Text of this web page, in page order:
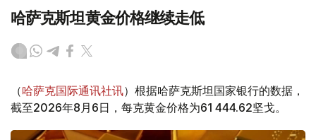
哈萨克斯坦黄金价格继续走低
（哈萨克国际通讯社讯）根据哈萨克斯坦国家银行的数据，
截至2026年8月6日，每克黄金价格为61 444.62坚戈。